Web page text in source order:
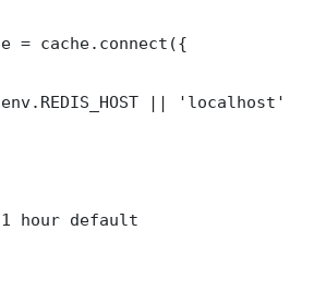
= cache.connect({
|| 'localhost'
hour default